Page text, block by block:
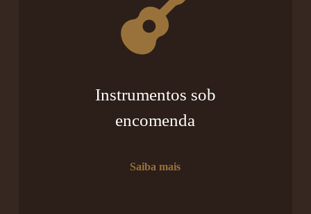
Instrumentos sob
encomenda
Saiba mais